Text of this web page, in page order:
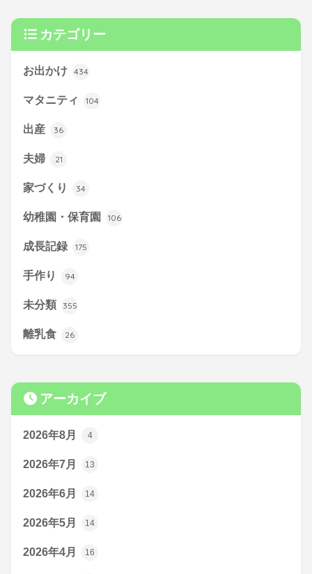
カテゴリー
お出かけ 434
マタニティ 104
出産 36
夫婦 21
家づくり 34
幼稚園・保育園 106
成長記録 175
手作り 94
未分類 355
離乳食 26
アーカイブ
2026年8月 4
2026年7月 13
2026年6月 14
2026年5月 14
2026年4月 16